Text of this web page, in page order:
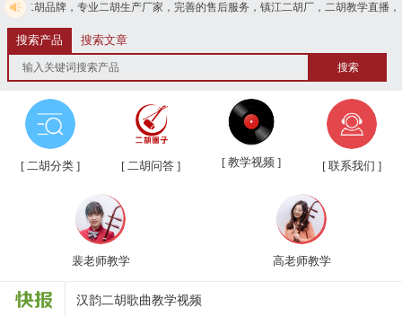
业二胡生产厂家，完善的售后服务，镇江二胡厂，二胡教学直播，直播选琴等服
电话4008728125
搜索产品 搜索文章
[ 二胡分类 ] [ 二胡问答 ] [ 教学视频 ] [ 联系我们 ]
裴老师教学 高老师教学
第三届“汉韵杯”中老年业余二胡友...
汉韵二胡教学视频教材、新琴应知应...
汉韵二胡高老师教学视频
汉韵二胡裴老师教学视频
汉韵二胡歌曲教学视频
二胡常用演奏符号说明，二胡演奏弓...